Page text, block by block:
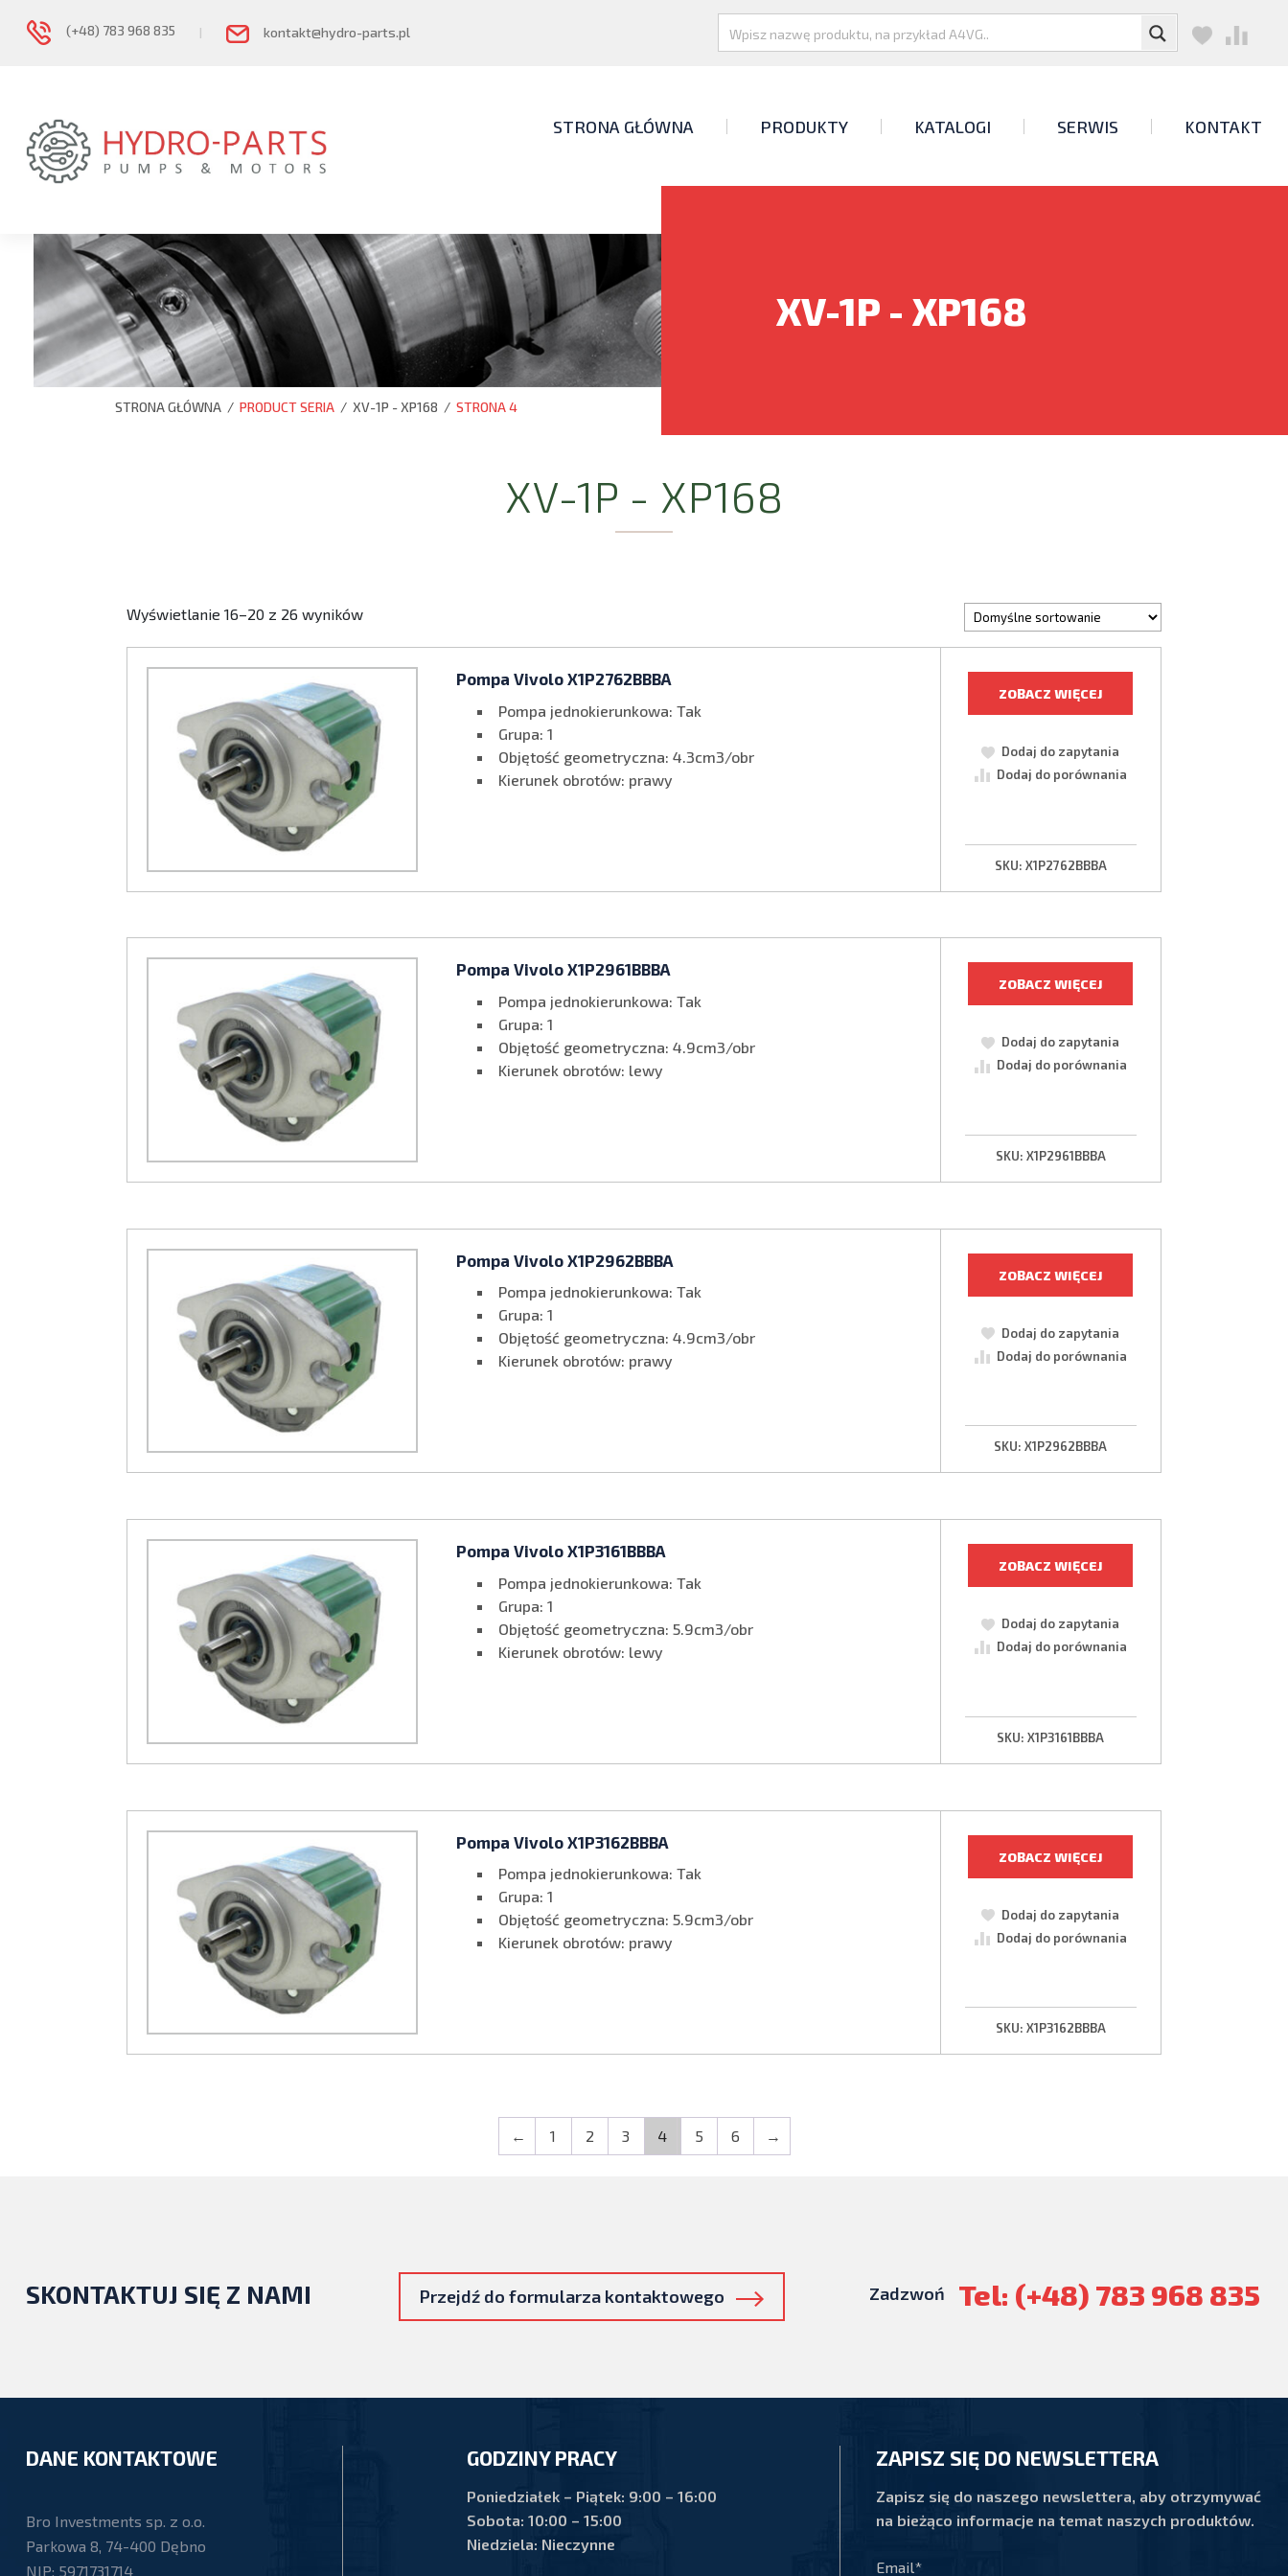
(+48) 783 968 835 I kontakt@hydro-parts.pl
STRONA GŁÓWNA PRODUKTY KATALOGI SERWIS KONTAKT
XV-1P - XP168
STRONA GŁÓWNA / PRODUCT SERIA / XV-1P - XP168 / STRONA 4
XV-1P - XP168
Wyświetlanie 16–20 z 26 wyników
Pompa Vivolo X1P2762BBBA
Pompa jednokierunkowa: Tak
Grupa: 1
Objętość geometryczna: 4.3cm3/obr
Kierunek obrotów: prawy
ZOBACZ WIĘCEJ
Dodaj do zapytania
Dodaj do porównania
SKU: X1P2762BBBA
Pompa Vivolo X1P2961BBBA
Pompa jednokierunkowa: Tak
Grupa: 1
Objętość geometryczna: 4.9cm3/obr
Kierunek obrotów: lewy
ZOBACZ WIĘCEJ
Dodaj do zapytania
Dodaj do porównania
SKU: X1P2961BBBA
Pompa Vivolo X1P2962BBBA
Pompa jednokierunkowa: Tak
Grupa: 1
Objętość geometryczna: 4.9cm3/obr
Kierunek obrotów: prawy
ZOBACZ WIĘCEJ
Dodaj do zapytania
Dodaj do porównania
SKU:X1P2962BBBA
Pompa Vivolo X1P3161BBBA
Pompa jednokierunkowa: Tak
Grupa: 1
Objętość geometryczna: 5.9cm3/obr
Kierunek obrotów: lewy
ZOBACZ WIĘCEJ
Dodaj do zapytania
Dodaj do porównania
SKU:X1P3161BBBA
Pompa Vivolo X1P3162BBBA
Pompa jednokierunkowa: Tak
Grupa: 1
Objętość geometryczna: 5.9cm3/obr
Kierunek obrotów: prawy
ZOBACZ WIĘCEJ
Dodaj do zapytania
Dodaj do porównania
SKU: X1P3162BBBA
← 1 2 3 4 5 6 →
SKONTAKTUJ SIĘ Z NAMI Przejdź do formularza kontaktowego Zadzwoń Tel: (+48) 783 968 835
DANE KONTAKTOWE
Bro Investments sp. z o.o.
Parkowa 8, 74-400 Dębno
NIP: 5971731714
GODZINY PRACY
Poniedziałek – Piątek: 9:00 – 16:00
Sobota: 10:00 – 15:00
Niedziela: Nieczynne
ZAPISZ SIĘ DO NEWSLETTERA
Zapisz się do naszego newslettera, aby otrzymywać
na bieżąco informacje na temat naszych produktów.
Email*